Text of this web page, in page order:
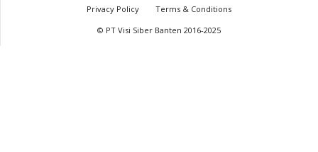
Privacy Policy
Terms & Conditions
© PT Visi Siber Banten 2016-2025